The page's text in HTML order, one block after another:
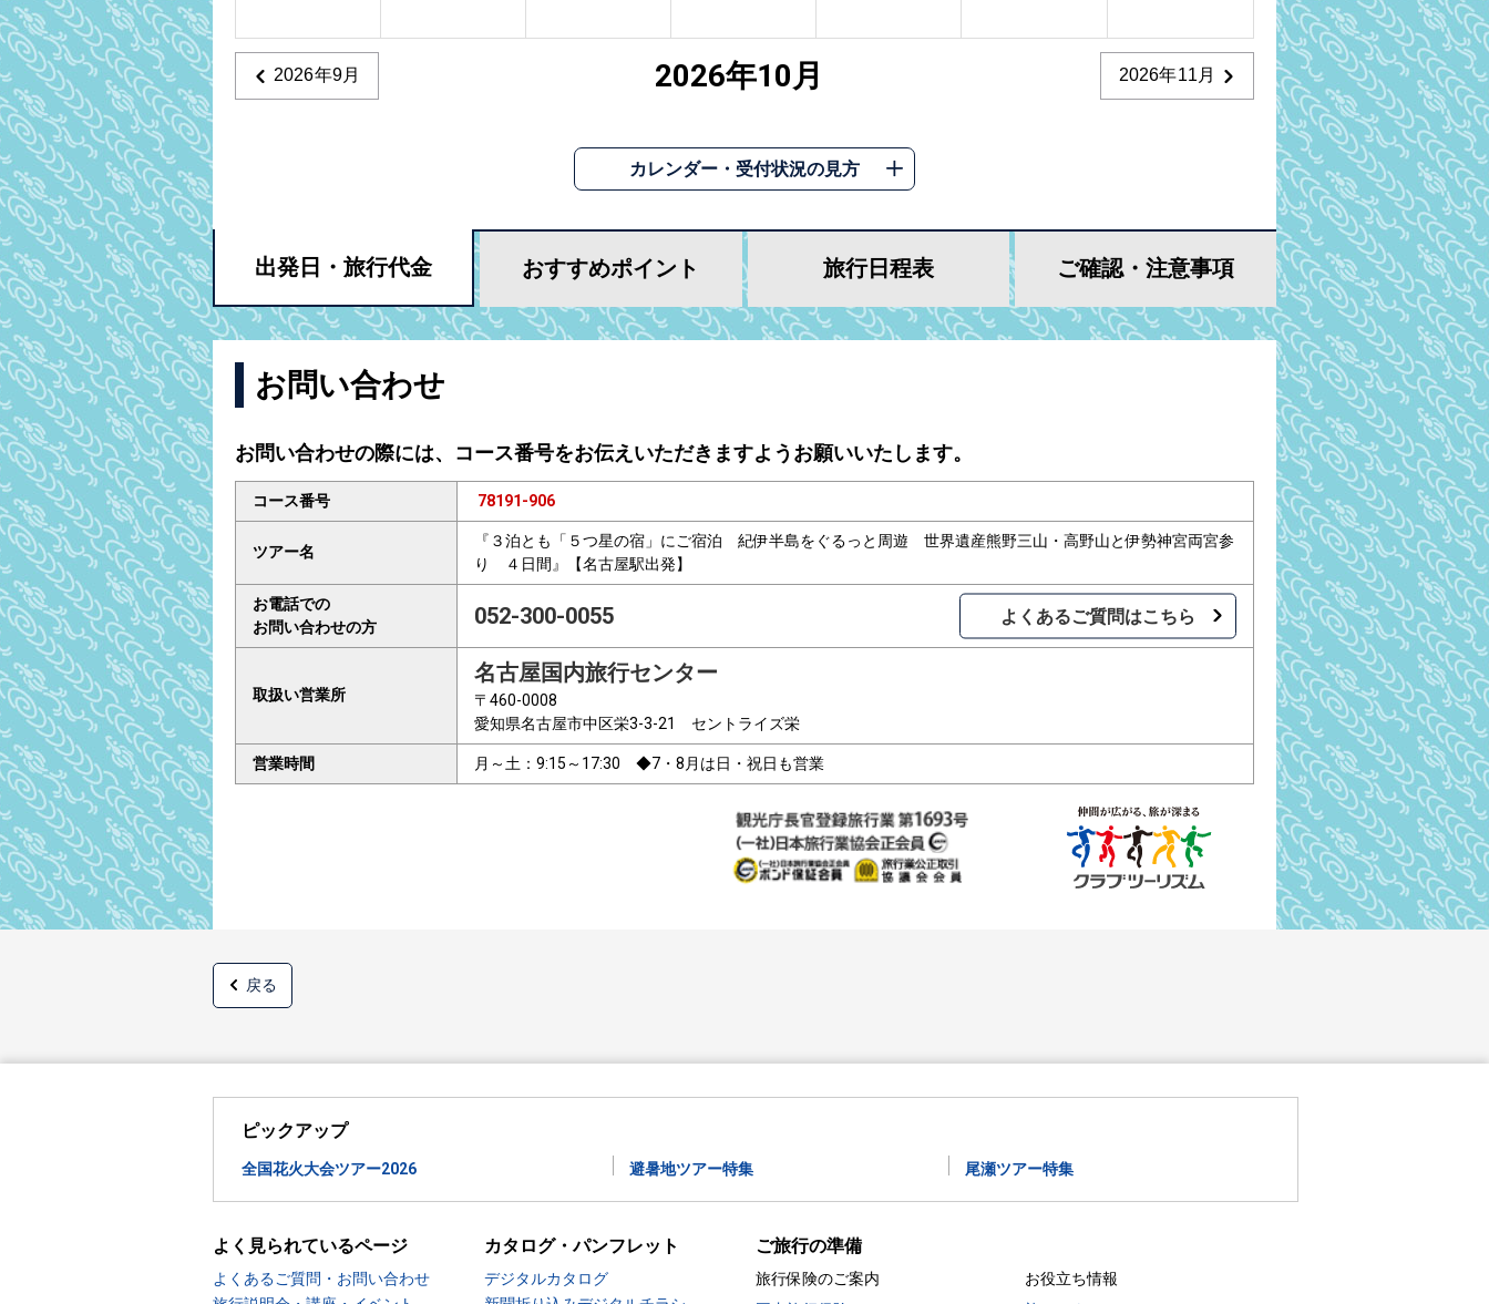
2026年9月 2026年10月 2026年11月
カレンダー・受付状況の見方
出発日・ 旅行代金 おすすめポイント 旅行日程表 ご確認・ 注意事項
お問い合わせ
お問い合わせの際には、コース番号をお伝えいただきますようお願いいたします。
コース番号 78191-906
ツアー名
『３泊とも「５つ星の宿」にご宿泊 紀伊半島をぐるっと周遊 世界遺産熊野三山・高野山と伊勢神宮両宮参
り ４日間』【名古屋駅出発】
お電話での
お問い合わせの方
052-300-0055 よくあるご質問はこちら
取扱い営業所
名古屋国内旅行センター
〒460-0008
愛知県名古屋市中区栄3-3-21 セントライズ栄
営業時間 月～土：9:15～17:30 ◆7・8月は日・祝日も営業
戻る
ピックアップ
全国花火大会ツアー2026 避暑地ツアー特集 尾瀬ツアー特集
よく見られているページ
よくあるご質問・お問い合わせ
カタログ・パンフレット
デジタルカタログ
ご旅行の準備
旅行保険のご案内
お役立ち情報